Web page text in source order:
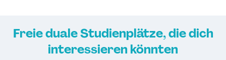
Freie duale Studienplätze, die dich
interessieren könnten